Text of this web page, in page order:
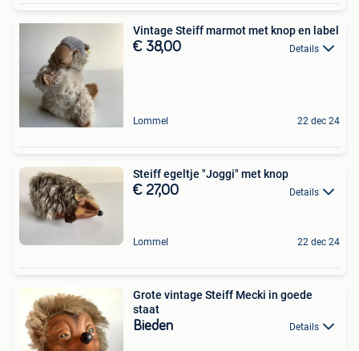
Vintage Steiff marmot met knop en label
€ 38,00 Details
Lommel 22 dec 24
Steiff egeltje "Joggi" met knop
€ 27,00 Details
Lommel 22 dec 24
Grote vintage Steiff Mecki in goede
staat
Bieden Details